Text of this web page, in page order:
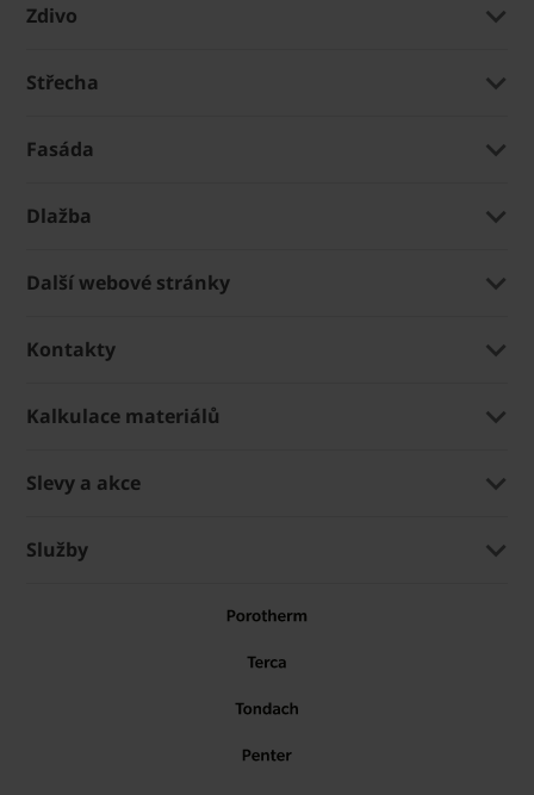
Zdivo
Střecha
Fasáda
Dlažba
Další webové stránky
Kontakty
Kalkulace materiálů
Slevy a akce
Služby